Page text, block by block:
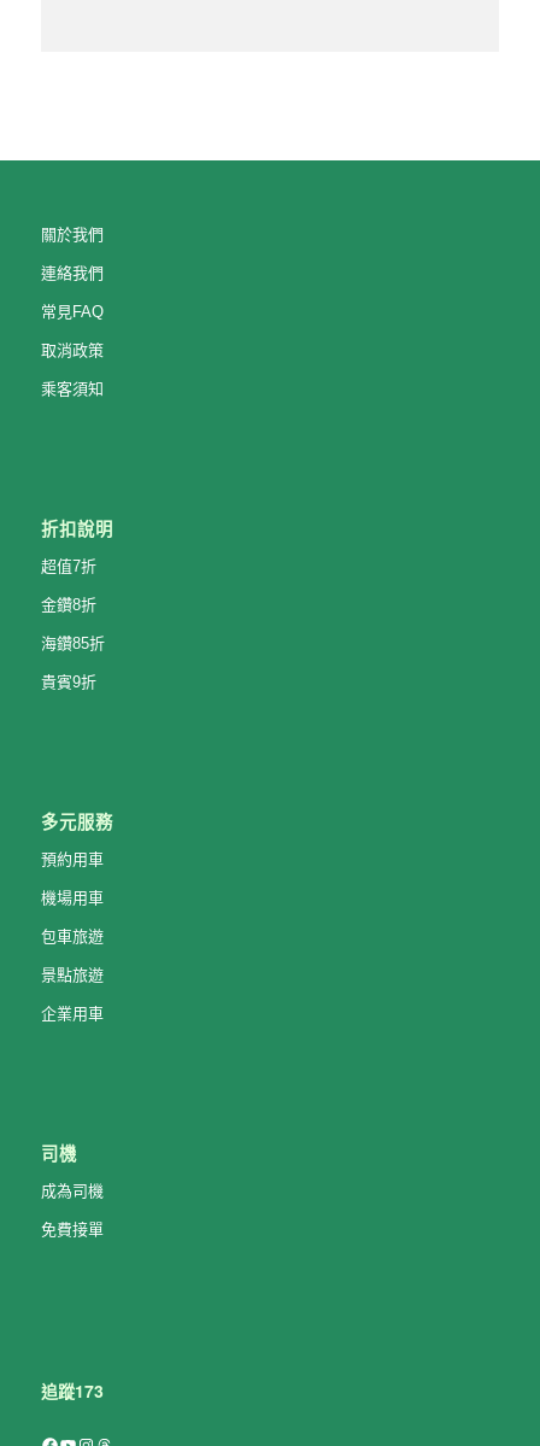
關於我們
連絡我們
常見FAQ
取消政策
乘客須知
折扣說明
超值7折
金鑽8折
海鑽85折
貴賓9折
多元服務
預約用車
機場用車
包車旅遊
景點旅遊
企業用車
司機
成為司機
免費接單
追蹤173